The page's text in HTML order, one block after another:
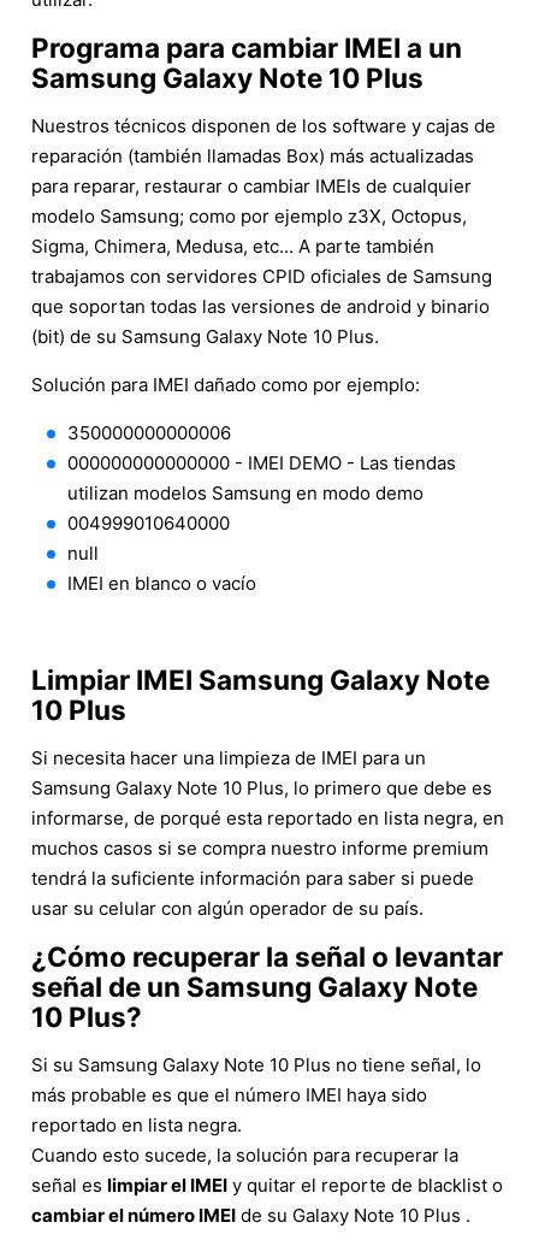
Programa para cambiar IMEI a un
Samsung Galaxy Note 10 Plus
Nuestros técnicos disponen de los software y cajas de
reparación (también llamadas Box) más actualizadas
para reparar, restaurar o cambiar IMEIs de cualquier
modelo Samsung; como por ejemplo z3X, Octopus,
Sigma, Chimera, Medusa, etc... A parte también
trabajamos con servidores CPID oficiales de Samsung
que soportan todas las versiones de android y binario
(bit) de su Samsung Galaxy Note 10 Plus.
Solución para IMEI dañado como por ejemplo:
350000000000006
000000000000000 - IMEI DEMO - Las tiendas
utilizan modelos Samsung en modo demo
004999010640000
null
IMEI en blanco o vacío
Limpiar IMEI Samsung Galaxy Note
10 Plus
Si necesita hacer una limpieza de IMEI para un
Samsung Galaxy Note 10 Plus, lo primero que debe es
informarse, de porqué esta reportado en lista negra, en
muchos casos si se compra nuestro informe premium
tendrá la suficiente información para saber si puede
usar su celular con algún operador de su país.
¿Cómo recuperar la señal o levantar
señal de un Samsung Galaxy Note
10 Plus?
Si su Samsung Galaxy Note 10 Plus no tiene señal, lo
más probable es que el número IMEI haya sido
reportado en lista negra.
Cuando esto sucede, la solución para recuperar la
señal es limpiar el IMEI y quitar el reporte de blacklist o
cambiar el número IMEI de su Galaxy Note 10 Plus .